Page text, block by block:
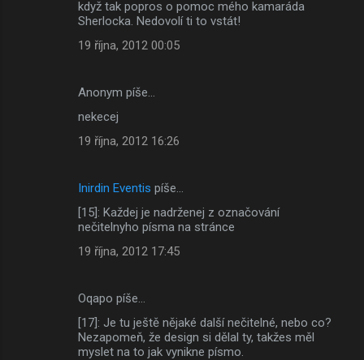
když tak popros o pomoc mého kamaráda
Sherlocka. Nedovolí ti to vstát!
19 října, 2012 00:05
Anonym píše…
nekecej
19 října, 2012 16:26
Inirdin Eventis píše…
[15]: Každej je nadrženej z označování
nečitelnyho písma na stránce
19 října, 2012 17:45
Oqapo píše…
[17]: Je tu ještě nějaké další nečitelné, nebo co?
Nezapomeň, že design si dělal ty, takžes měl
myslet na to jak vynikne písmo.